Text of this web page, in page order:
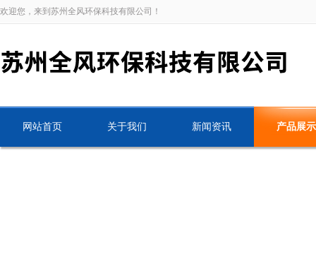
欢迎您，来到苏州全风环保科技有限公司！
网站首页 关于我们 新闻资讯 产品展示